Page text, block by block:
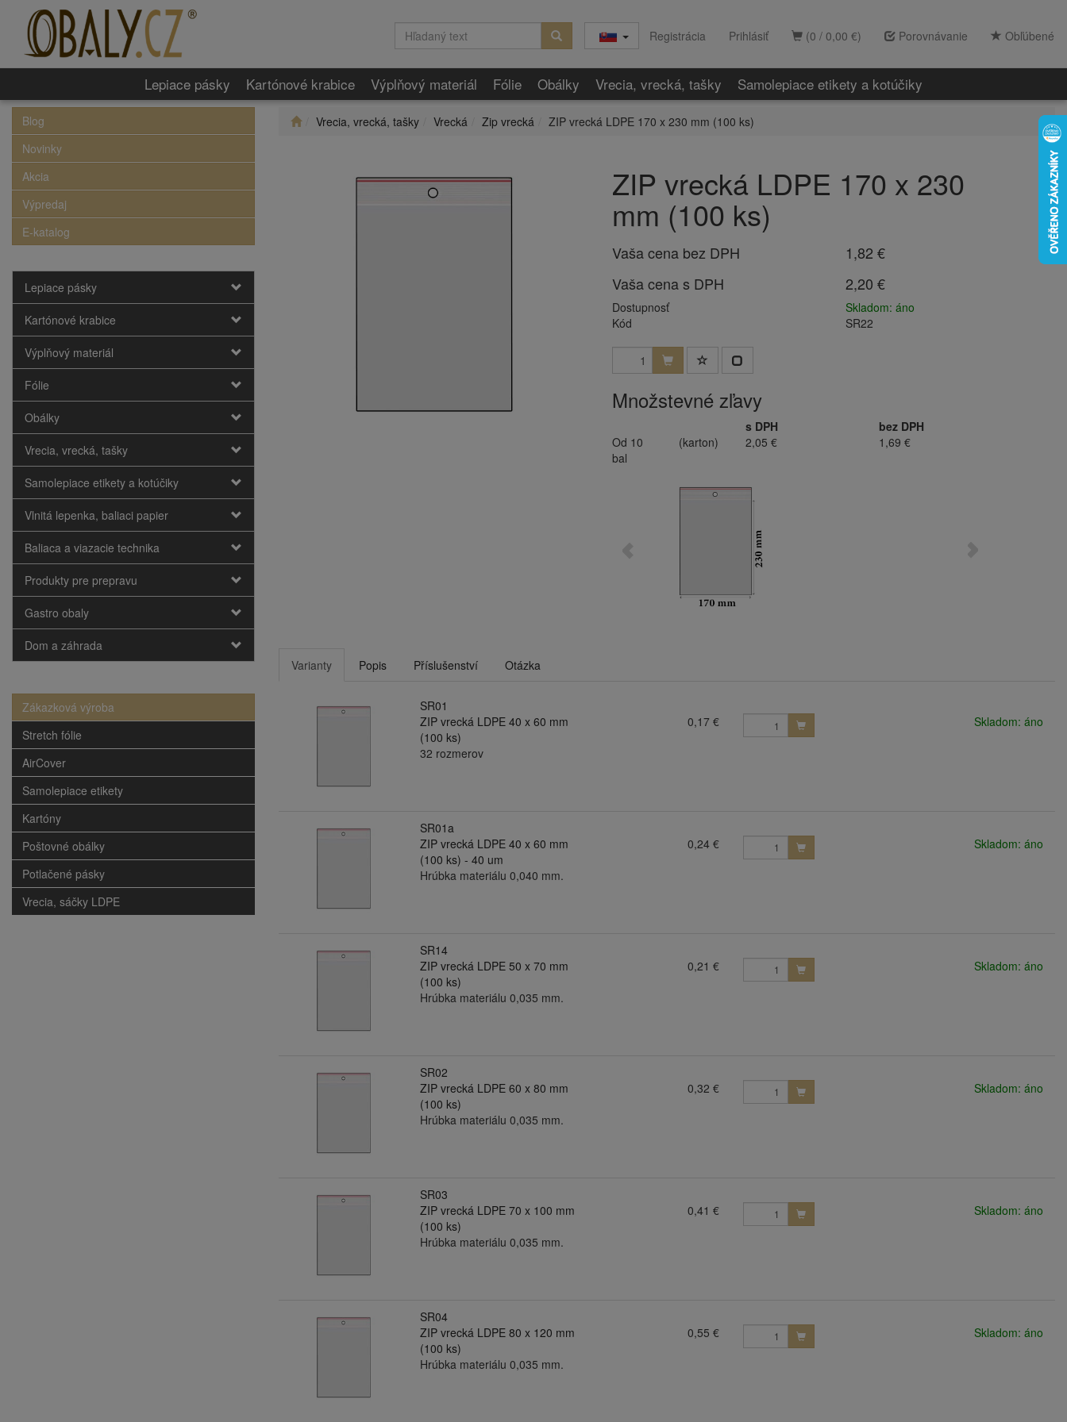
(0 / 0,00 €) Porovnávanie Obľúbené
Registrácia Prihlásiť
Lepiace pásky Kartónové krabice Výplňový materiál Fólie Obálky Vrecia, vrecká, tašky Samolepiace etikety a kotúčiky
Blog
Novinky
Akcia
Výpredaj
E-katalog
Lepiace pásky
Kartónové krabice
Výplňový materiál
Fólie
Obálky
Vrecia, vrecká, tašky
Samolepiace etikety a kotúčiky
Vlnitá lepenka, baliaci papier
Baliaca a viazacie technika
Produkty pre prepravu
Gastro obaly
Dom a záhrada
Zákazková výroba
Stretch fólie
AirCover
Samolepiace etikety
Kartóny
Poštovné obálky
Potlačené pásky
Vrecia, sáčky LDPE
Vrecia, vrecká, tašky Vrecká Zip vrecká ZIP vrecká LDPE 170 x 230 mm (100 ks)
ZIP vrecká LDPE 170 x 230
mm (100 ks)
Vaša cena bez DPH
1,82 €
Vaša cena s DPH
2,20 €
Dostupnosť
Skladom: áno
Kód
SR22
Množstevné zľavy
s DPH
bez DPH
Od 10
bal
(karton) 2,05 € 1,69 €
Varianty Popis Příslušenství Otázka
SR01
ZIP vrecká LDPE 40 x 60 mm
(100 ks)
0,17 €
Skladom: áno
32 rozmerov
SR01a
ZIP vrecká LDPE 40 x 60 mm
(100 ks) - 40 um
0,24 €
Skladom: áno
Hrúbka materiálu 0,040 mm.
SR14
ZIP vrecká LDPE 50 x 70 mm
(100 ks)
0,21 €
Skladom: áno
Hrúbka materiálu 0,035 mm.
SR02
ZIP vrecká LDPE 60 x 80 mm
(100 ks)
0,32 €
Skladom: áno
Hrúbka materiálu 0,035 mm.
SR03
ZIP vrecká LDPE 70 x 100 mm
(100 ks)
0,41 €
Skladom: áno
Hrúbka materiálu 0,035 mm.
SR04
ZIP vrecká LDPE 80 x 120 mm
(100 ks)
0,55 €
Skladom: áno
Hrúbka materiálu 0,035 mm.